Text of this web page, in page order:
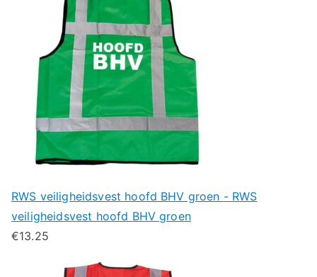
RWS veiligheidsvest hoofd BHV groen - RWS
veiligheidsvest hoofd BHV groen
€13.25